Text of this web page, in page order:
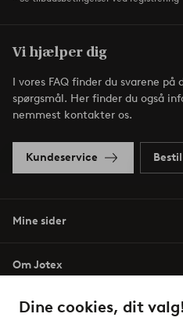
Dine cookies, dit
Vi hjælper dig
I vores FAQ finder du svarene
spørgsmål. Her finder du også
nemmest kontakter os.
Kundeservice
Mine sider
Om Jotex
Vilkår